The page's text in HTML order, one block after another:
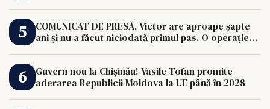
COMUNICAT DE PRESĂ. Victor are aproape șapte
ani și nu a făcut niciodată primul pas. O operație
Guvern nou la Chișinău! Vasile Tofan promite
aderarea Republicii Moldova la UE până în 2028